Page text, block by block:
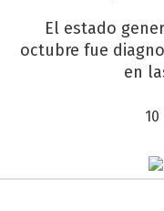
El estado
octubre fue
en
10